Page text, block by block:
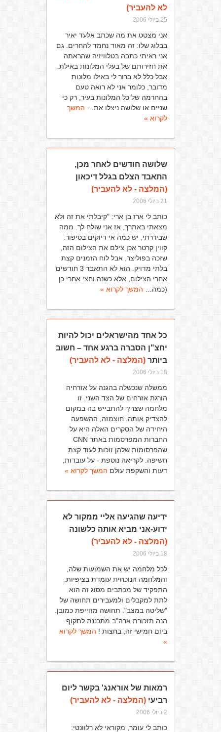
לא להעביר)
25 ביולי 2006
אני מצטט את מה שכתב אלעד יאיר
בבלוג שלו: זה מאוד נחמד להחרים. גם
אני ראיתי כתבה בטלוויזיה שהראתה
את חזירותם של בעלי המלונות באילת.
אבל כלל לא ברור לי באילו מלונות
מדובר, כלומר אני לא רואה טעם
בהחרמה של כל המלונות בעיר, רק כי
שניים או שלושה ניצלו את… המשך
לקרוא »
שלושה חודשים לאחר מכן,
התאבד הצלם בגלל דיכאון
(המלצה - לא להעביר)
21 ביולי 2006
כותב לי ארז בן ארי: "קיבלתי את זה ולא
מצאתי באתרך, אז אני שולח לך. ממה
שביררתי, יש כמה אי דיוקים בסיפור.
קווין קרטר אכן צילם את הצילום הזה,
שזכה בפוליצר, אבל לוח הזמנים קצת
בלתי מדויק. הוא לא התאבד 3 חודשים
אחרי הצילום, אלא כשנה וחצי אחרי כן
(כמה… המשך לקרוא »
כל אחד מהישראלים יכול להיות
יחצ"ן הסברה ברגע אחד – חשוב
ביותר(המלצה - לא להעביר)
18 ביולי 2006
ממשלה שנכשלה בהגנה על אזרחיה
הורגת אזרחים של הצד השני. זו
מלחמה שצריך להתבייש בה במקום
להצדיק אותה. חוצמזה, ההשפעה
היחידה של הסקרים האלה היא על
החברות המפרסמות באתר CNN
שהפרסומות שלהן זוכות לעוד קצת
חשיפה. לקריאה נוספת - על עובדות,
דעות והשקפת עולם המשך לקרוא »
ידיעה שהגיעה אליי ממקור לא
ידוע-אני מביא אותה כלשונה
(המלצה - לא להעביר)
18 ביולי 2006
לכל מלחמה יש את השמועות שלה,
והמלחמה הנוכחית עומדת בציפיות.
התפקיד של מכתבים מסוג זה הוא
לתת למקבלים ולמעבירים תחושה של
"שליטה במצב". תחושה מזוייפת כמובן.
הנה תזכורת ארה"ב מתכננת לתקוף
ביום חמישי זה, בחצות ! המשך לקרוא
»
רמאות של אוראנג' בקשר ליום
רביעי(המלצה - לא להעביר)
2 ביולי 2006
כותב לי עומר, מקוראי לא רלוונטי: